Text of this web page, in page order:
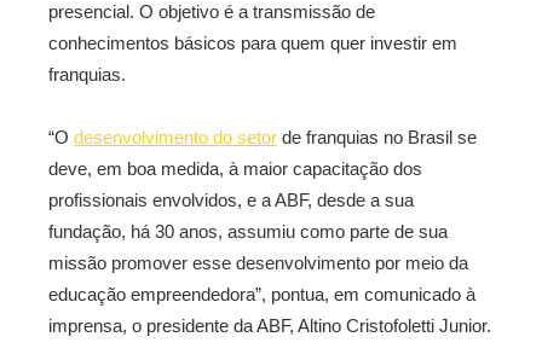
presencial. O objetivo é a transmissão de
conhecimentos básicos para quem quer investir em
franquias.
“O desenvolvimento do setor de franquias no Brasil se
deve, em boa medida, à maior capacitação dos
profissionais envolvidos, e a ABF, desde a sua
fundação, há 30 anos, assumiu como parte de sua
missão promover esse desenvolvimento por meio da
educação empreendedora”, pontua, em comunicado à
imprensa, o presidente da ABF, Altino Cristofoletti Junior.